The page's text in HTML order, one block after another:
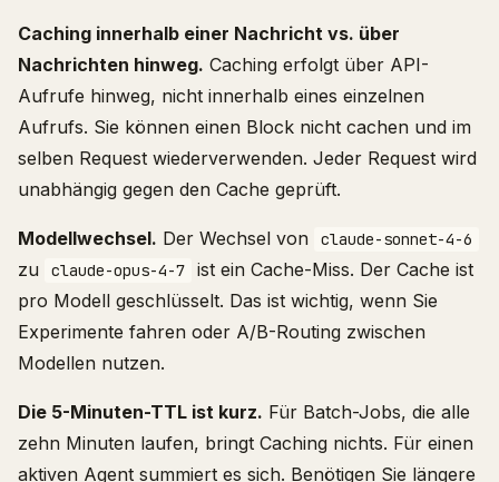
Caching innerhalb einer Nachricht vs. über
Nachrichten hinweg. Caching erfolgt über API-
Aufrufe hinweg, nicht innerhalb eines einzelnen
Aufrufs. Sie können einen Block nicht cachen und im
selben Request wiederverwenden. Jeder Request wird
unabhängig gegen den Cache geprüft.
Modellwechsel. Der Wechsel von claude-sonnet-4-6
zu claude-opus-4-7
ist ein Cache-Miss. Der Cache ist
pro Modell geschlüsselt. Das ist wichtig, wenn Sie
Experimente fahren oder A/B-Routing zwischen
Modellen nutzen.
Die 5-Minuten-TTL ist kurz. Für Batch-Jobs, die alle
zehn Minuten laufen, bringt Caching nichts. Für einen
aktiven Agent summiert es sich. Benötigen Sie längere